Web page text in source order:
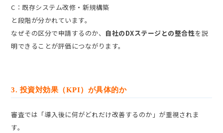
C：既存システム改修・新規構築
と段階が分かれています。
なぜその区分で申請するのか、 自社のDXステージとの整合性を説
明できることが評価につながります。
3. 投資対効果（KPI）が具体的か
審査では「導入後に何がどれだけ改善するのか」が重視されま
す。